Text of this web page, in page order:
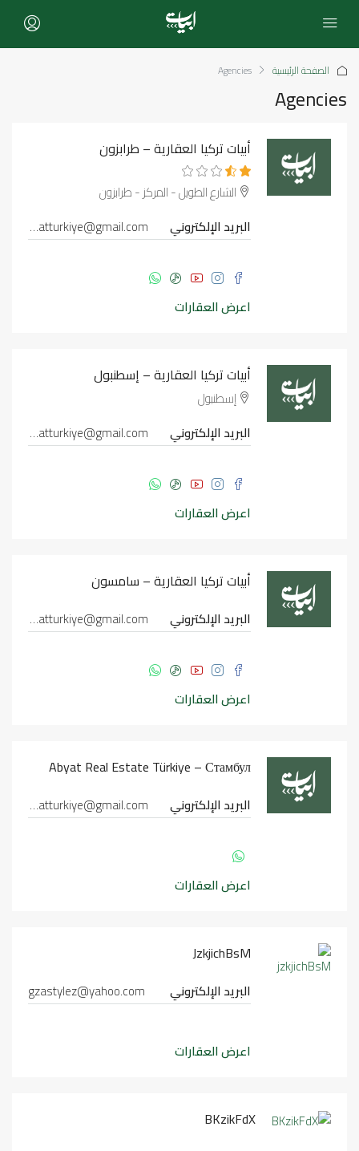
الصفحة الرئيسية Agencies
Agencies
أبيات تركيا العقارية – طرابزون
الشارع الطويل - المركز - طرابزون
البريد الإلكتروني
abyatturkiye@gmail.com
اعرض العقارات
أبيات تركيا العقارية – إسطنبول
إسطنبول
البريد الإلكتروني
abyatturkiye@gmail.com
اعرض العقارات
أبيات تركيا العقارية – سامسون
البريد الإلكتروني abyatturkiye@gmail.com
اعرض العقارات
Abyat Real Estate Türkiye – Стамбул
البريد الإلكتروني abyatturkiye@gmail.com
اعرض العقارات
JzkjichBsM
البريد الإلكتروني gzastylez@yahoo.com
اعرض العقارات
BKzikFdX